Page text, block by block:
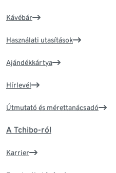
Kávébár
Használati utasítások
Ajándékkártya
Hírlevél
Útmutató és mérettanácsadó
A Tchibo-ról
Karrier